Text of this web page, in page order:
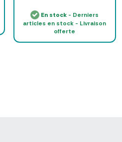
En stock - Derniers
articles en stock - Livraison
offerte